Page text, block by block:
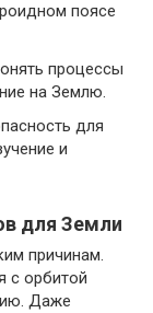
поясе
процессы
на Землю.
для
и
для Земли
причинам.
с орбитой
Даже